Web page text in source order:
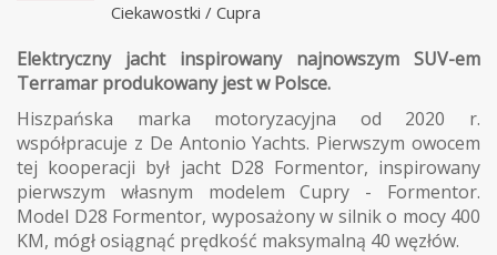
Ciekawostki / Cupra
Elektryczny jacht inspirowany najnowszym SUV-em
Terramar produkowany jest w Polsce.
Hiszpańska marka motoryzacyjna od 2020 r.
współpracuje z De Antonio Yachts. Pierwszym owocem
tej kooperacji był jacht D28 Formentor, inspirowany
pierwszym własnym modelem Cupry - Formentor.
Model D28 Formentor, wyposażony w silnik o mocy 400
KM, mógł osiągnąć prędkość maksymalną 40 węzłów.